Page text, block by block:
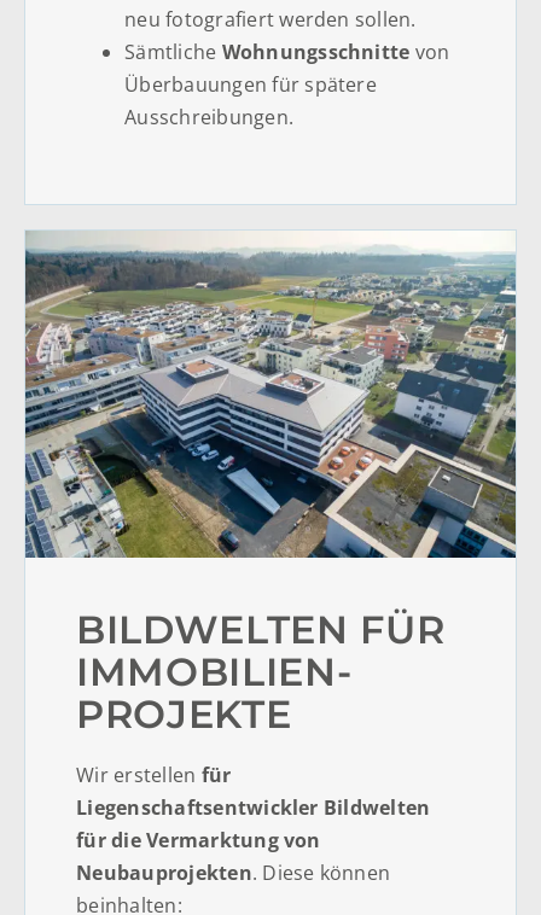
neu fotografiert werden sollen.
Sämtliche Wohnungsschnitte von
Überbauungen für spätere
Ausschreibungen.
BILDWELTEN FÜR
IMMOBILIEN­
PROJEKTE
Wir erstellen für
Liegenschaftsentwickler Bildwelten
für die Vermarktung von
Neubauprojekten. Diese können
beinhalten: